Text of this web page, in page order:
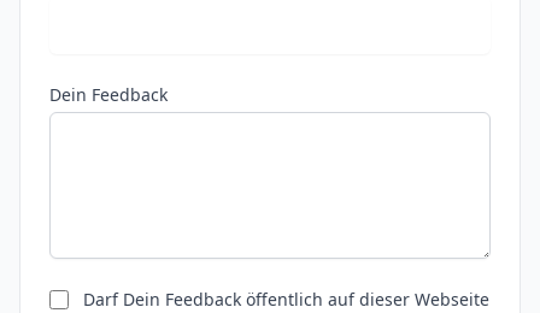
Dein Feedback
Darf Dein Feedback öffentlich auf dieser Webseite